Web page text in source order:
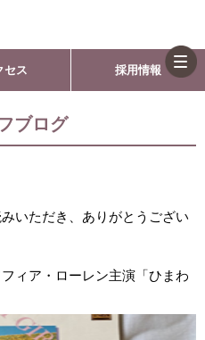
セス 採用情報
ブログ
いただき、ありがとうござい
ィア・ローレン主演「ひまわ